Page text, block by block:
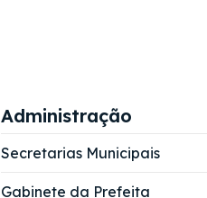
Administração
Secretarias Municipais
Gabinete da Prefeita